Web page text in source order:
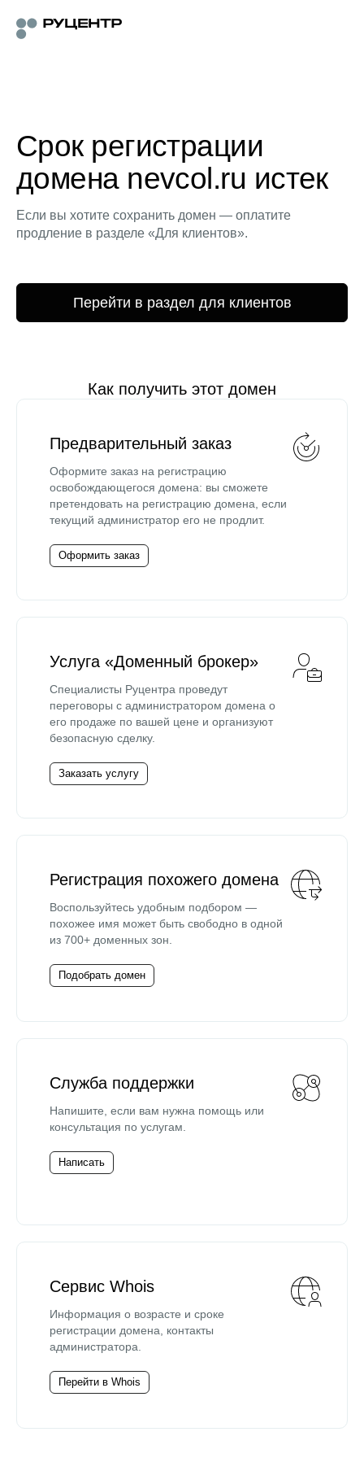
Срок регистрации
домена nevcol.ru истек
Если вы хотите сохранить домен — оплатите
продление в разделе «Для клиентов».
Перейти в раздел для клиентов
Как получить этот домен
Предварительный заказ
Оформите заказ на регистрацию
освобождающегося домена: вы сможете
претендовать на регистрацию домена, если
текущий администратор его не продлит.
Оформить заказ
Услуга «Доменный брокер»
Специалисты Руцентра проведут
переговоры с администратором домена о
его продаже по вашей цене и организуют
безопасную сделку.
Заказать услугу
Регистрация похожего домена
Воспользуйтесь удобным подбором —
похожее имя может быть свободно в одной
из 700+ доменных зон.
Подобрать домен
Служба поддержки
Напишите, если вам нужна помощь или
консультация по услугам.
Написать
Сервис Whois
Информация о возрасте и сроке
регистрации домена, контакты
администратора.
Перейти в Whois